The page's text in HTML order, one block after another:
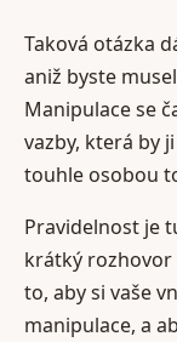
Taková otázka
aniž byste
Manipulace se
vazby, která by
touhle osobou
Pravidelnost je
krátký rozhovor
to, aby si vaše
manipulace, a